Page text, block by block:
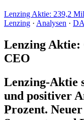
Lenzing Aktie: 239,2
Lenzing · Analysen ·
Lenzing
CEO
Lenzing-Aktie
und positiver
Prozent.